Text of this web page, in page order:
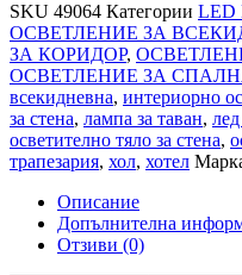
SKU 49064 Категории
ОСВЕТЛЕНИЕ ЗА
ЗА КОРИДОР,
ОСВЕТЛЕНИЕ ЗА
всекидневна, интериорно
за стена, лампа за таван,
осветително тяло за стена,
трапезария, хол, хотел
Описание
Допълнителна
Отзиви (0)